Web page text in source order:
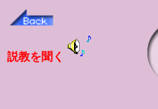
説教を聞く